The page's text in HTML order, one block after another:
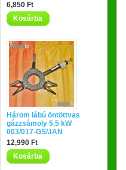
6,850 Ft
Kosárba
Három lábú öntöttvas
gázzsámoly 5,5 kW
003/017-GS/JAN
12,990 Ft
Kosárba